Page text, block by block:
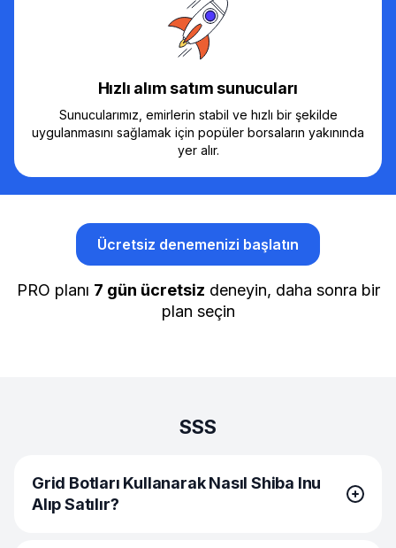
Hızlı alım satım sunucuları
Sunucularımız, emirlerin stabil ve hızlı bir şekilde
uygulanmasını sağlamak için popüler borsaların yakınında
yer alır.
Ücretsiz denemenizi başlatın
PRO planı 7 gün ücretsiz deneyin, daha sonra bir
plan seçin
SSS
Grid Botları Kullanarak Nasıl Shiba Inu
Alıp Satılır?